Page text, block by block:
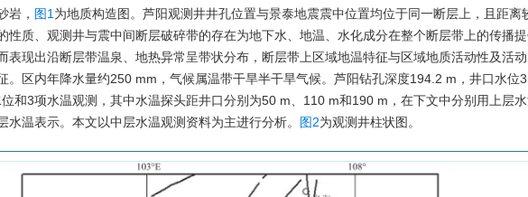
岩， 图1 为地质构造图。芦阳观测井井孔位置与景泰地震震中位置均位于同一断层上，且距离
性质、观测井与震中间断层破碎带的存在为地下水、地温、水化成分在整个断层带上的传播提
表现出沿断层带温泉、地热异常呈带状分布，断层带上区域地温特征与区域地质活动性及活
。区内年降水量约250 mm，气候属温带干旱半干旱气候。芦阳钻孔深度194.2 m，井口水位
和3项水温观测，其中水温探头距井口分别为50 m、110 m和190 m，在下文中分别用上层水
水温表示。本文以中层水温观测资料为主进行分析。 图2为观测井柱状图。